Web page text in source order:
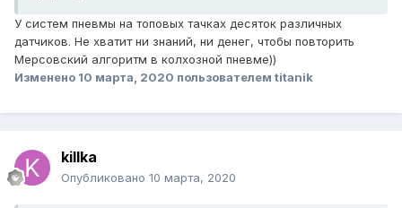
У систем пневмы на топовых тачках десяток различных
датчиков. Не хватит ни знаний, ни денег, чтобы повторить
Мерсовский алгоритм в колхозной пневме))
Изменено 10 марта, 2020 пользователем titanik
killka
Опубликовано 10 марта, 2020